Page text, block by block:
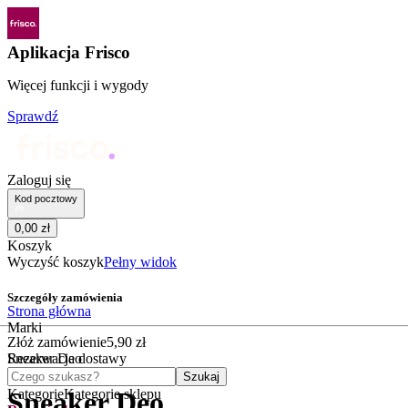
Aplikacja Frisco
Więcej funkcji i wygody
Sprawdź
Zaloguj się
Kod pocztowy
0,00 zł
Koszyk
Wyczyść koszykPełny widok
Szczegóły zamówienia
Złóż zamówienie5,90 zł
Rezerwacja dostawy
Czego szukasz?
Szukaj
KategorieKategorie sklepu
Strona główna
Marki
Sneaker Deo